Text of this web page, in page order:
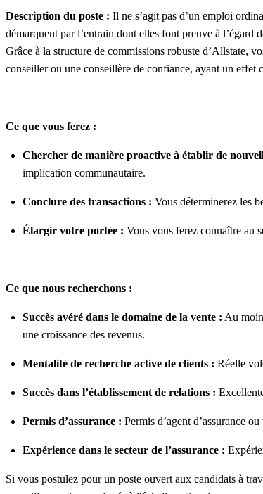
Description du poste : Il ne s’agit pas d’un emploi
démarquent par l’entrain dont elles font preuve à l’égard
Grâce à la structure de commissions robuste d’Allstate,
conseiller ou une conseillère de confiance, ayant un effet
Ce que vous ferez :
Chercher de manière proactive à établir de
implication communautaire.
Conclure des transactions : Vous déterminerez les
Élargir votre portée : Vous vous ferez connaître au
Ce que nous recherchons :
Succès avéré dans le domaine de la vente : Au
une croissance des revenus.
Mentalité de recherche active de clients : Réelle
Succès dans l’établissement de relations :
Permis d’assurance : Permis d’agent d’assurance
Expérience dans le secteur de l’assurance :
Si vous postulez pour un poste ouvert aux candidats à